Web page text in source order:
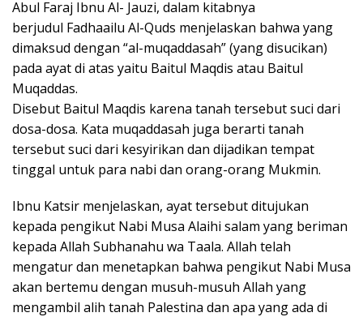
Abul Faraj Ibnu Al- Jauzi, dalam kitabnya
berjudul Fadhaailu Al-Quds menjelaskan bahwa yang
dimaksud dengan “al-muqaddasah” (yang disucikan)
pada ayat di atas yaitu Baitul Maqdis atau Baitul
Muqaddas.
Disebut Baitul Maqdis karena tanah tersebut suci dari
dosa-dosa. Kata muqaddasah juga berarti tanah
tersebut suci dari kesyirikan dan dijadikan tempat
tinggal untuk para nabi dan orang-orang Mukmin.
Ibnu Katsir menjelaskan, ayat tersebut ditujukan
kepada pengikut Nabi Musa Alaihi salam yang beriman
kepada Allah Subhanahu wa Taala. Allah telah
mengatur dan menetapkan bahwa pengikut Nabi Musa
akan bertemu dengan musuh-musuh Allah yang
mengambil alih tanah Palestina dan apa yang ada di